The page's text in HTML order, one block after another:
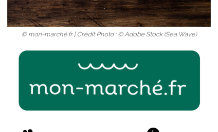
© mon-marché.fr | Crédit Photo : © Adobe Stock (Sea Wave)